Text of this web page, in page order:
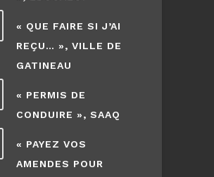
« QUE FAIRE SI J’AI
REÇU… », VILLE DE
GATINEAU
« PERMIS DE
CONDUIRE », SAAQ
« PAYEZ VOS
AMENDES POUR